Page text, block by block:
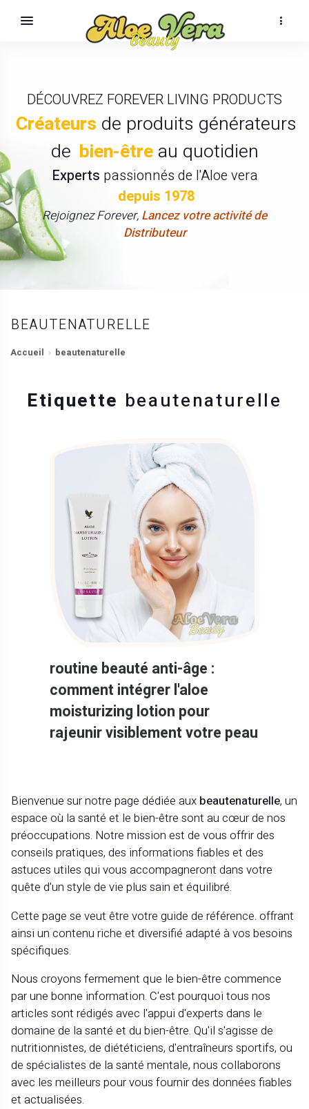
DÉCOUVREZ FOREVER LIVING PRODUCTS
Créateurs de produits générateurs
de bien-êtreau quotidien
Experts passionnés de l'Aloe vera
depuis 1978
Rejoignez Forever, Lancez votre activité de
Distributeur
BEAUTENATURELLE
Accueil beautenaturelle
Etiquette beautenaturelle
routine beauté anti-âge :
comment intégrer l'aloe
moisturizing lotion pour
rajeunir visiblement votre peau
Bienvenue sur notre page dédiée aux beautenaturelle, un
espace où la santé et le bien-être sont au cœur de nos
préoccupations. Notre mission est de vous offrir des
conseils pratiques, des informations fiables et des
astuces utiles qui vous accompagneront dans votre
quête d'un style de vie plus sain et équilibré.
Cette page se veut être votre guide de référence. offrant
ainsi un contenu riche et diversifié adapté à vos besoins
spécifiques.
Nous croyons fermement que le bien-être commence
par une bonne information. C'est pourquoi tous nos
articles sont rédigés avec l'appui d'experts dans le
domaine de la santé et du bien-être. Qu'il s'agisse de
nutritionnistes, de diététiciens, d'entraîneurs sportifs, ou
de spécialistes de la santé mentale, nous collaborons
avec les meilleurs pour vous fournir des données fiables
et actualisées.